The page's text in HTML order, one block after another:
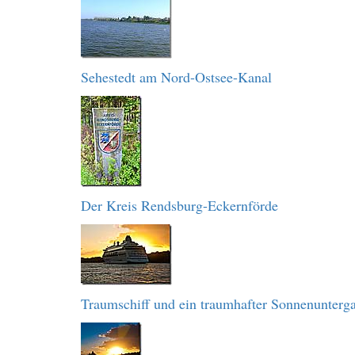
Sehestedt am Nord-Ostsee-Kanal
Der Kreis Rendsburg-Eckernförde
Traumschiff und ein traumhafter